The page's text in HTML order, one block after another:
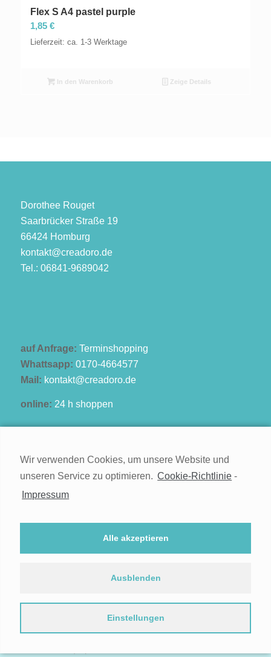
Flex S A4 pastel purple
1,85 €
Lieferzeit: ca. 1-3 Werktage
In den Warenkorb Zeige Details
Dorothee Rouget
Saarbrücker Straße 19
66424 Homburg
kontakt@creadoro.de
Tel.: 06841-9689042
auf Anfrage: Terminshopping
Whattsapp: 0170-4664577
Mail: kontakt@creadoro.de
online: 24 h shoppen
Widerruf
© 2021
Wir verwenden Cookies, um unsere Website und
unseren Service zu optimieren. Cookie-Richtlinie -
Impressum
Alle akzeptieren
Ausblenden
Einstellungen